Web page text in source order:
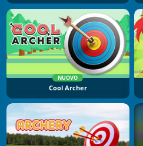
NUOVO
Cool Archer